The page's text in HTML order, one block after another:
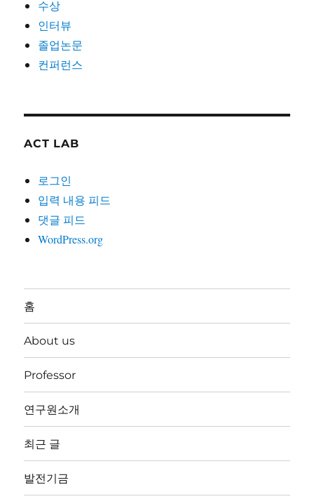
수상
인터뷰
졸업논문
컨퍼런스
ACT LAB
로그인
입력 내용 피드
댓글 피드
WordPress.org
홈
About us
Professor
연구원소개
최근 글
발전기금